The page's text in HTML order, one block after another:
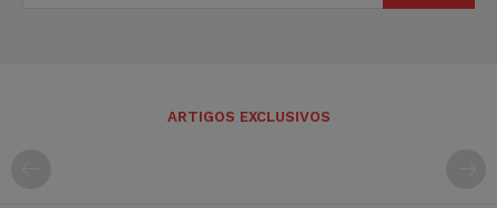
ARTIGOS EXCLUSIVOS